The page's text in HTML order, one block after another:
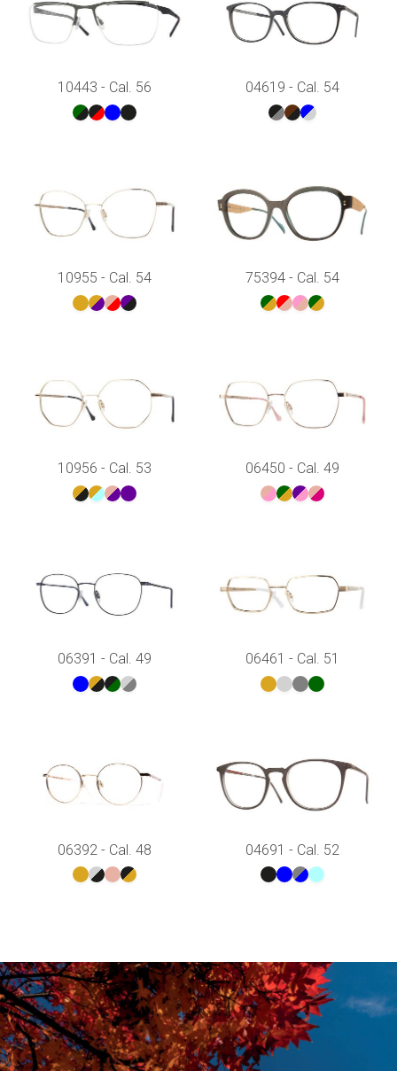
10443 - Cal. 56 04619 - Cal. 54
10955 - Cal. 54 75394 - Cal. 54
10956 - Cal. 53 06450 - Cal. 49
06391 - Cal. 49 06461 - Cal. 51
06392 - Cal. 48 04691 - Cal. 52